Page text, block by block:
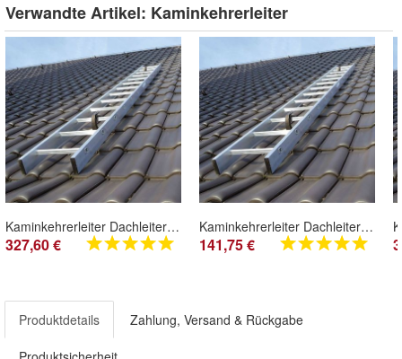
Verwandte Artikel: Kaminkehrerleiter
Kaminkehrerleiter Dachleiter Nr. 74320 Alu 5,60 m 20 Sprossen
327,60 €
Kaminkehrerleiter Dachleiter Nr. 74209 Alu 2,52m 9 Sprossen
141,75 €
Produktdetails Zahlung, Versand & Rückgabe